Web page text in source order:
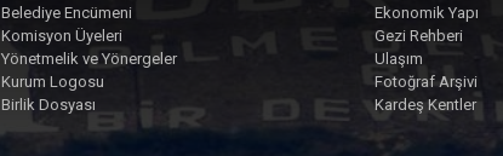
Belediye Encümeni
Komisyon Üyeleri
Yönetmelik ve Yönergeler
Kurum Logosu
Birlik Dosyası
Ekonomik Yapı
Gezi Rehberi
Ulaşım
Fotoğraf Arşivi
Kardeş Kentler